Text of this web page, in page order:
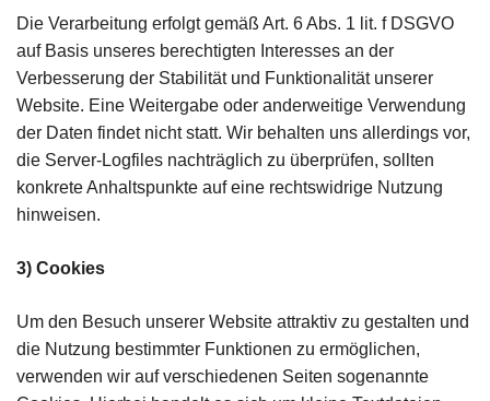
Die Verarbeitung erfolgt gemäß Art. 6 Abs. 1 lit. f DSGVO
auf Basis unseres berechtigten Interesses an der
Verbesserung der Stabilität und Funktionalität unserer
Website. Eine Weitergabe oder anderweitige Verwendung
der Daten findet nicht statt. Wir behalten uns allerdings vor,
die Server-Logfiles nachträglich zu überprüfen, sollten
konkrete Anhaltspunkte auf eine rechtswidrige Nutzung
hinweisen.
3) Cookies
Um den Besuch unserer Website attraktiv zu gestalten und
die Nutzung bestimmter Funktionen zu ermöglichen,
verwenden wir auf verschiedenen Seiten sogenannte